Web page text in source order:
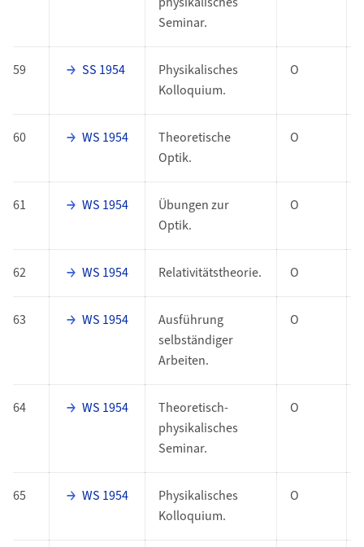
Seminar.
59 SS 1954
Physikalisches
Kolloquium.
O
60 WS 1954
Theoretische
Optik.
O
61 WS 1954
Übungen zur
Optik.
O
62 WS 1954 Relativitätstheorie. O
63 WS 1954
Ausführung
selbständiger
Arbeiten.
O
64 WS 1954
Theoretisch-
physikalisches
Seminar.
O
65 WS 1954
Physikalisches
Kolloquium.
O